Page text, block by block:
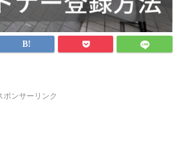
ポンサーリンク